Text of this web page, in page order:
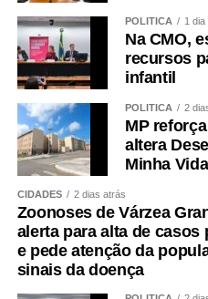
POLÍTICA 1 dia
Na CMO,
recursos
infantil
POLÍTICA 2
MP
altera
Minha Vida
CIDADES 2 dias atrás
Zoonoses de Várzea
alerta para alta de casos
e pede atenção da
sinais da doença